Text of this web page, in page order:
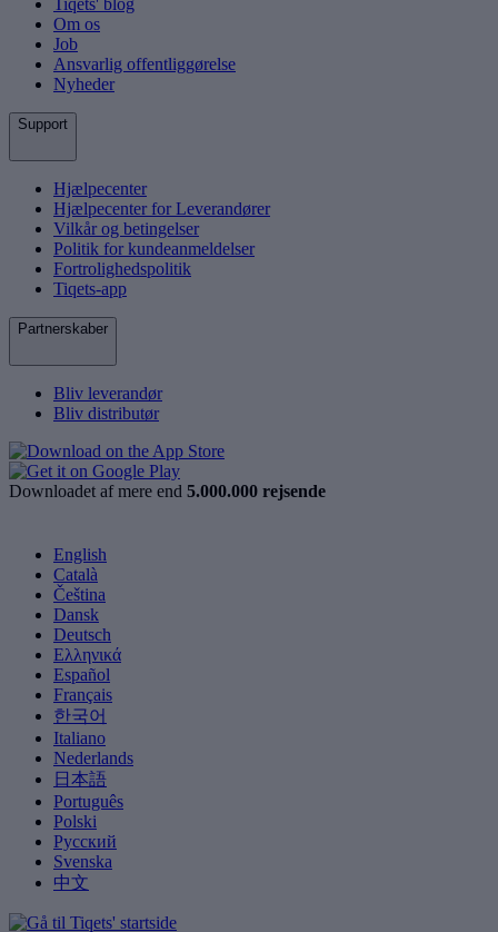
Tiqets' blog
Om os
Job
Ansvarlig offentliggørelse
Nyheder
Support
Hjælpecenter
Hjælpecenter for Leverandører
Vilkår og betingelser
Politik for kundeanmeldelser
Fortrolighedspolitik
Tiqets-app
Partnerskaber
Bliv leverandør
Bliv distributør
Downloadet af mere end 5.000.000 rejsende
English
Català
Čeština
Dansk
Deutsch
Ελληνικά
Español
Français
한국어
Italiano
Nederlands
日本語
Português
Polski
Русский
Svenska
中文